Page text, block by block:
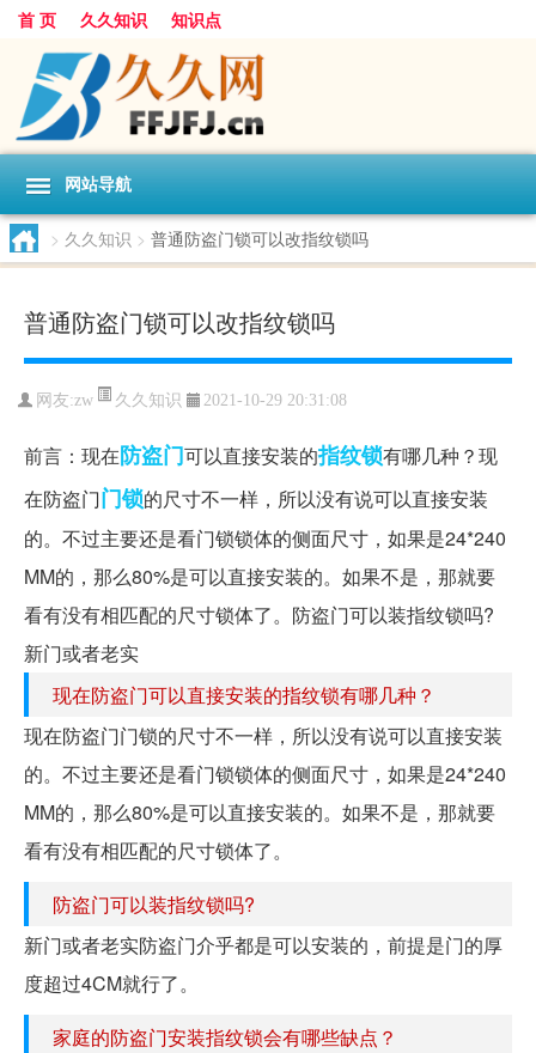
首 页 久久知识 知识点
网站导航
> 久久知识 > 普通防盗门锁可以改指纹锁吗
普通防盗门锁可以改指纹锁吗
网友:zw 久久知识 2021-10-29 20:31:08
前言：现在防盗门可以直接安装的指纹锁有哪几种？现
在防盗门门锁的尺寸不一样，所以没有说可以直接安装
的。不过主要还是看门锁锁体的侧面尺寸，如果是24*240
MM的，那么80%是可以直接安装的。如果不是，那就要
看有没有相匹配的尺寸锁体了。防盗门可以装指纹锁吗?
新门或者老实
现在防盗门可以直接安装的指纹锁有哪几种？
现在防盗门门锁的尺寸不一样，所以没有说可以直接安装
的。不过主要还是看门锁锁体的侧面尺寸，如果是24*240
MM的，那么80%是可以直接安装的。如果不是，那就要
看有没有相匹配的尺寸锁体了。
防盗门可以装指纹锁吗?
新门或者老实防盗门介乎都是可以安装的，前提是门的厚
度超过4CM就行了。
家庭的防盗门安装指纹锁会有哪些缺点？